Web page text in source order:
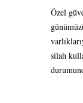
Özel
silah